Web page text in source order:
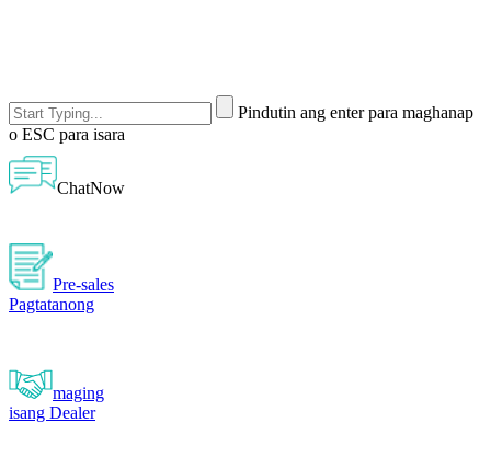
Pindutin ang enter para maghanap
o ESC para isara
ChatNow
Pre-sales
Pagtatanong
maging
isang Dealer